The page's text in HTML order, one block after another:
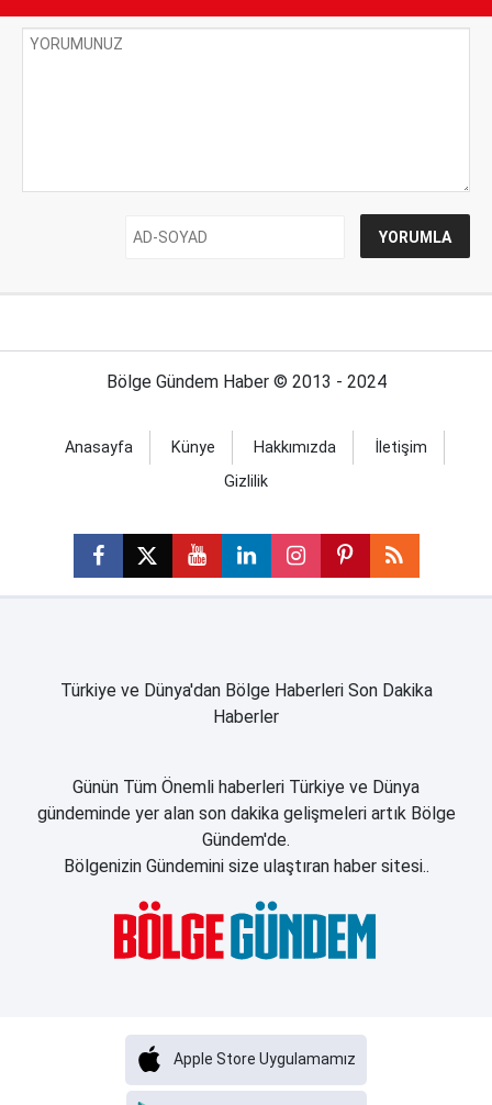
Bölge Gündem Haber © 2013 - 2024
Anasayfa Künye Hakkımızda
İletişim
Gizlilik
Türkiye ve Dünya'dan Bölge Haberleri Son Dakika
Haberler
Günün Tüm Önemli haberleri Türkiye ve Dünya
gündeminde yer alan son dakika gelişmeleri artık Bölge
Gündem'de.
Bölgenizin Gündemini size ulaştıran haber sitesi..
Apple Store Uygulamamız